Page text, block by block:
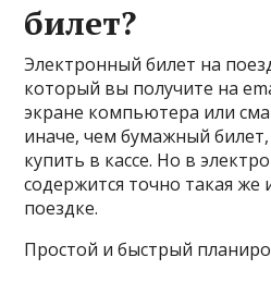
билет?
Электронный билет на
который вы получите на
экране компьютера или
иначе, чем бумажный
купить в кассе. Но в
содержится точно такая
поездке.
Простой и быстрый